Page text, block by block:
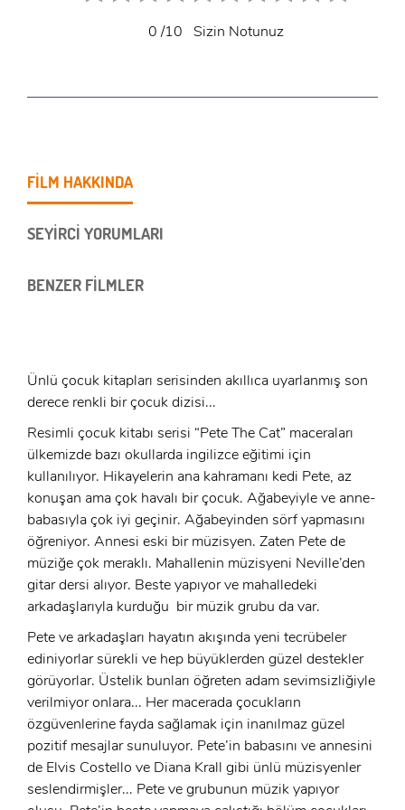
0/10 Sizin Notunuz
FİLM HAKKINDA
SEYİRCİ YORUMLARI
BENZER FİLMLER
Ünlü çocuk kitapları serisinden akıllıca uyarlanmış son
derece renkli bir çocuk dizisi...
Resimli çocuk kitabı serisi “Pete The Cat” maceraları
ülkemizde bazı okullarda ingilizce eğitimi için
kullanılıyor. Hikayelerin ana kahramanı kedi Pete, az
konuşan ama çok havalı bir çocuk. Ağabeyiyle ve anne-
babasıyla çok iyi geçinir. Ağabeyinden sörf yapmasını
öğreniyor. Annesi eski bir müzisyen. Zaten Pete de
müziğe çok meraklı. Mahallenin müzisyeni Neville’den
gitar dersi alıyor. Beste yapıyor ve mahalledeki
arkadaşlarıyla kurduğu bir müzik grubu da var.
Pete ve arkadaşları hayatın akışında yeni tecrübeler
ediniyorlar sürekli ve hep büyüklerden güzel destekler
görüyorlar. Üstelik bunları öğreten adam sevimsizliğiyle
verilmiyor onlara... Her macerada çocukların
özgüvenlerine fayda sağlamak için inanılmaz güzel
pozitif mesajlar sunuluyor. Pete’in babasını ve annesini
de Elvis Costello ve Diana Krall gibi ünlü müzisyenler
seslendirmişler... Pete ve grubunun müzik yapıyor